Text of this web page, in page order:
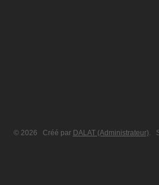
© 2026 Créé par DALAT (Administrateur).